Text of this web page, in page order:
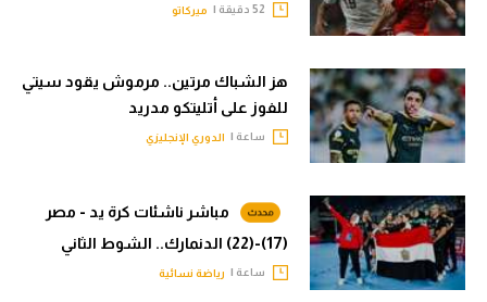
ميركاتو
هز الشباك مرتين.. مرموش يقود سيتي
للفوز على أتليتكو مدريد
ساعة | الدوري الإنجليزي
مباشر ناشئات كرة يد - مصر
(17)-(22) الدنمارك.. الشوط الثاني
ساعة | رياضة نسائية